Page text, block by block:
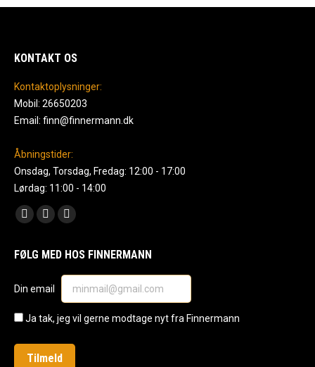
KONTAKT OS
Kontaktoplysninger:
Mobil: 26650203
Email: finn@finnermann.dk
Åbningstider:
Onsdag, Torsdag, Fredag: 12:00 - 17:00
Lørdag: 11:00 - 14:00
Find us on:
Facebook
opens
new
window
Instagram
opens
new
window
Mail
opens
in
new
window
FØLG MED HOS FINNERMANN
Din email
Ja tak, jeg vil gerne modtage nyt fra Finnermann